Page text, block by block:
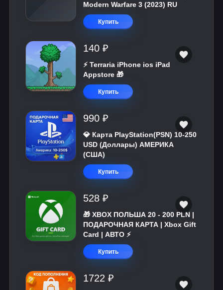
Modern Warfare 3 (2023) RU
Купить
140 ₽
⚡️ Terraria iPhone ios iPad
Appstore 🎁
Купить
990 ₽
💎 Карта PlayStation(PSN) 10-250
USD (Доллары) АМЕРИКА
(США)
Купить
528 ₽
🎁 XBOX ПОЛЬША 20 - 200 PLN |
ПОДАРОЧНАЯ КАРТА | Xbox Gift
Card | АВТО ⚡
Купить
1722 ₽